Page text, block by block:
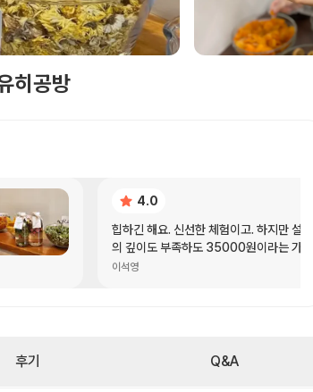
히공방
4.0
힙하긴 해요. 신선한 체험이고. 하지만 설명
의 깊이도 부족하도 35000원이라는 가격
에 비해 30분만에 끝나는 체험, 체험중에 핸
이석영
후기 Q&A